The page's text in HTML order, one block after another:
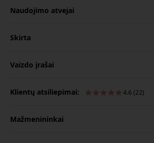
Naudojimo atvejai
Skirta
Vaizdo įrašai
Klientų atsiliepimai: 4.6 (22)
Mažmenininkai